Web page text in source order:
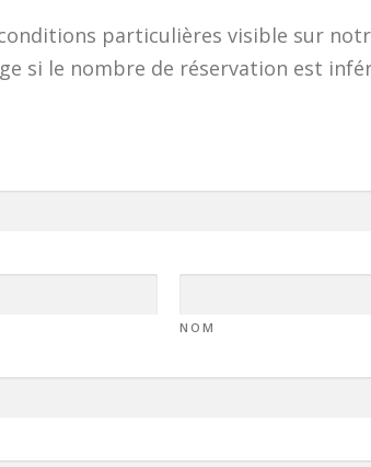
particulières visible sur
si le nombre de réservation est
NOM